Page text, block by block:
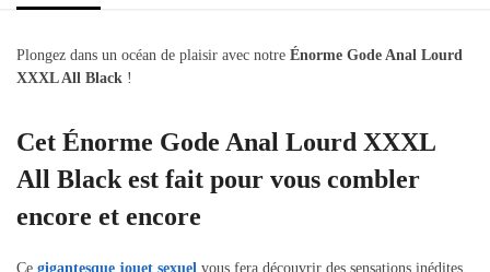
Plongez dans un océan de plaisir avec notre Énorme Gode Anal Lourd
XXXL All Black !
Cet Énorme Gode Anal Lourd XXXL
All Black est fait pour vous combler
encore et encore
Ce gigantesque jouet sexuel vous fera découvrir des sensations inédites.